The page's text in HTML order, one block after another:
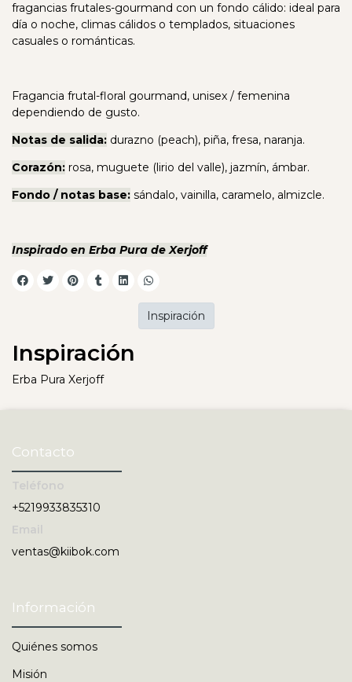
fragancias frutales-gourmand con un fondo cálido: ideal para
día o noche, climas cálidos o templados, situaciones
casuales o románticas.
Fragancia frutal-floral gourmand, unisex / femenina
dependiendo de gusto.
Notas de salida: durazno (peach), piña, fresa, naranja.
Corazón: rosa, muguete (lirio del valle), jazmín, ámbar.
Fondo / notas base: sándalo, vainilla, caramelo, almizcle.
Inspirado en Erba Pura de Xerjoff
Inspiración
Erba Pura Xerjoff
Inspiración
Contacto
+5219933835310
ventas@kiibok.com
Información
Quiénes somos
Misión